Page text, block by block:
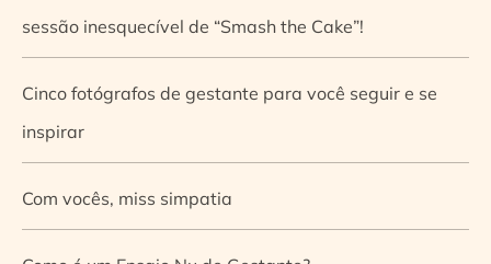
sessão inesquecível de “Smash the Cake”!
Cinco fotógrafos de gestante para você seguir e se
inspirar
Com vocês, miss simpatia